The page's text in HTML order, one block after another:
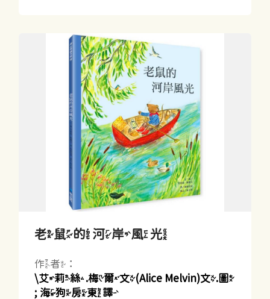
老鼠的河岸風光
作者：
\艾莉絲.梅爾文(Alice Melvin)文.圖
; 海狗房東譯